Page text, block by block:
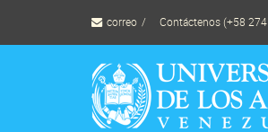
content
correo Contáctenos (+58